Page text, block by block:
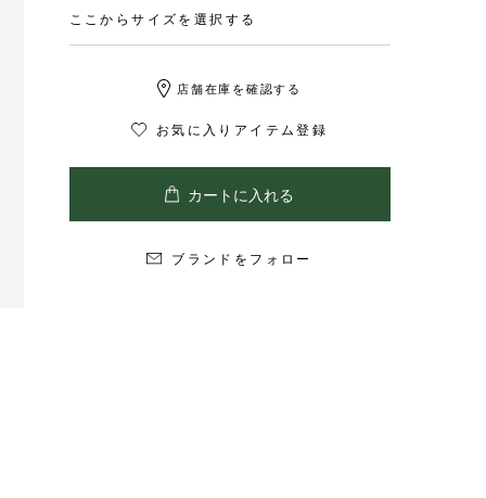
ここからサイズを選択する
店舗在庫を確認する
お気に入りアイテム登録
ブランドをフォロー